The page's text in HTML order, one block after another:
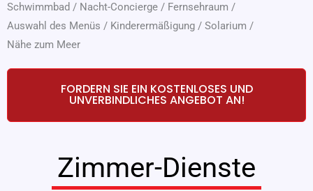
Schwimmbad / Nacht-Concierge / Fernsehraum /
Auswahl des Menüs / Kinderermäßigung / Solarium /
Nähe zum Meer
FORDERN SIE EIN KOSTENLOSES UND
UNVERBINDLICHES ANGEBOT AN!
Zimmer-Dienste